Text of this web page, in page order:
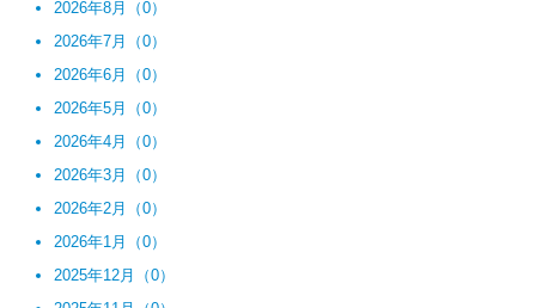
2026年8月（0）
2026年7月（0）
2026年6月（0）
2026年5月（0）
2026年4月（0）
2026年3月（0）
2026年2月（0）
2026年1月（0）
2025年12月（0）